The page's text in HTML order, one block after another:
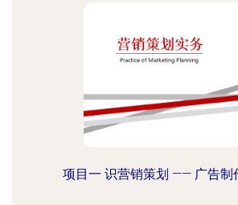
项目一 识营销策划 —— 广告制